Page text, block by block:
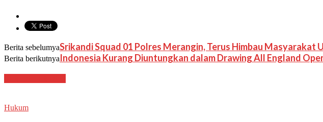
Berita sebelumyaSrikandi Squad 01 Polres Merangin, Terus Himbau
Berita berikutnyaIndonesia Kurang Diuntungkan dalam Drawing All England
Hukum